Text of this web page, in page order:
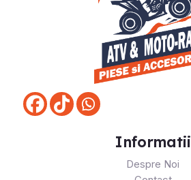
Informatii
Despre Noi